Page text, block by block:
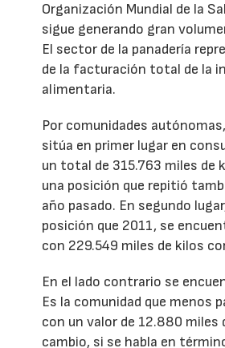
Organización Mundial de la
sigue generando gran
El sector de la panadería
de la facturación total de la
alimentaria.
Por comunidades
sitúa en primer lugar en
un total de 315.763 miles de
una posición que repitió
año pasado. En segundo
posición que 2011, se
con 229.549 miles de kilos
En el lado contrario se
Es la comunidad que menos
con un valor de 12.880 miles
cambio, si se habla en